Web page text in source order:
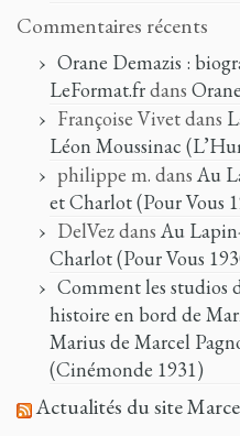
Commentaires récents
Orane Demazis :
LeFormat.frdans
Françoise Vivetdans
Léon Moussinac
philippe m. dans Au
et Charlot (Pour Vous
DelVezdans Au
Charlot (Pour Vous
Comment les studios
histoire en bord de
Marius de Marcel
(Cinémonde 1931)
Actualités du site